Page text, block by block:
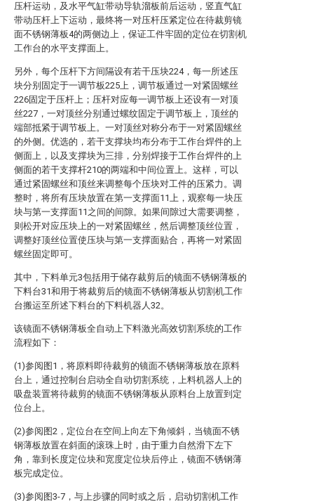
压杆运动，及水平气缸带动导轨溜板前后运动，竖直气缸
带动压杆上下运动，最终将一对压杆压紧定位在待裁剪镜
面不锈钢薄板4的两侧边上，保证工件牢固的定位在切割机
工作台的水平支撑面上。
另外，每个压杆下方间隔设有若干压块224，每一所述压
块分别固定于一调节板225上，调节板通过一对紧固螺丝
226固定于压杆上；压杆对应每一调节板上还设有一对顶
丝227，一对顶丝分别通过螺纹固定于调节板上，顶丝的
端部抵紧于调节板上。一对顶丝对称分布于一对紧固螺丝
的外侧。优选的，若干支撑块均布分布于工作台焊件的上
侧面上，以及支撑块为三排，分别焊接于工作台焊件的上
侧面的若干支撑杆210的两端和中间位置上。这样，可以
通过紧固螺丝和顶丝来调整每个压块对工件的压紧力。调
整时，将所有压块放置在第一支撑面11上，观察每一块压
块与第一支撑面11之间的间隙。如果间隙过大需要调整，
则松开对应压块上的一对紧固螺丝，然后调整顶丝位置，
调整好顶丝位置使压块与第一支撑面贴合，再将一对紧固
螺丝固定即可。
其中，下料单元3包括用于储存裁剪后的镜面不锈钢薄板的
下料台31和用于将裁剪后的镜面不锈钢薄板从切割机工作
台搬运至所述下料台的下料机器人32。
该镜面不锈钢薄板全自动上下料激光高效切割系统的工作
流程如下：
(1)参阅图1，将原料即待裁剪的镜面不锈钢薄板放在原料
台上，通过控制台启动全自动切割系统，上料机器人上的
吸盘装置将待裁剪的镜面不锈钢薄板从原料台上放置到定
位台上。
(2)参阅图2，定位台在空间上向左下角倾斜，当镜面不锈
钢薄板放置在斜面的滚珠上时，由于重力自然滑下左下
角，靠到长度定位块和宽度定位块后停止，镜面不锈钢薄
板完成定位。
(3)参阅图3-7，与上步骤的同时或之后，启动切割机工作